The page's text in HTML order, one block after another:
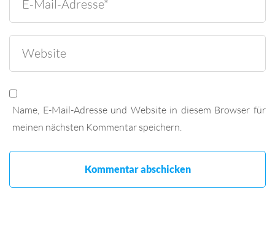
Name, E-Mail-Adresse und Website in diesem Browser für
meinen nächsten Kommentar speichern.